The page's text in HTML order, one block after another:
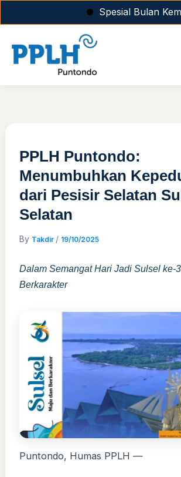
Spesial Bulan
to
PPLH Puntondo:
Menumbuhkan
dari Pesisir Selatan
Selatan
By Takdir / 19/10/2025
Dalam Semangat Hari Jadi Sulsel ke-
Berkarakter
Puntondo, Humas PPLH —